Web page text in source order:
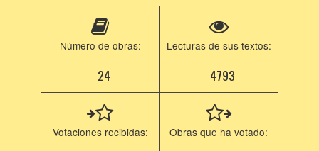
Número de obras:
24
Lecturas de sus textos:
4793
Votaciones recibidas: Obras que ha votado: